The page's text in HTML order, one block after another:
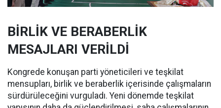
BİRLİK VE BERABERLİK
MESAJLARI VERİLDİ
Kongrede konuşan parti yöneticileri ve teşkilat
mensupları, birlik ve beraberlik içerisinde çalışmaların
sürdürüleceğini vurguladı. Yeni dönemde teşkilat